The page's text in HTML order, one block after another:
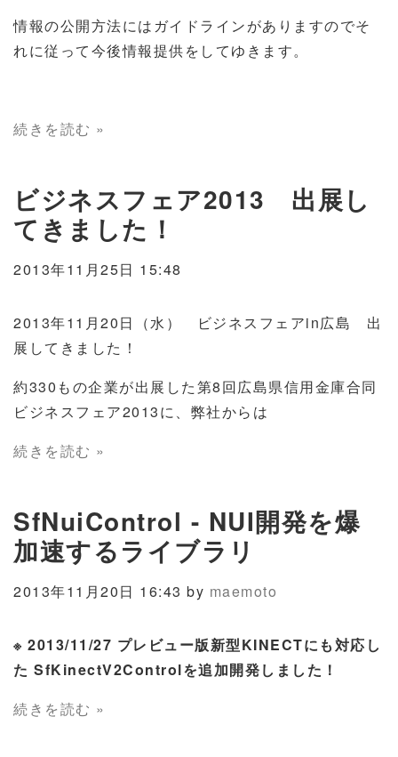
情報の公開方法にはガイドラインがありますのでそ
れに従って今後情報提供をしてゆきます。
続きを読む »
ビジネスフェア2013 出展し
てきました！
2013年11月25日 15:48
2013年11月20日（水） ビジネスフェアin広島 出
展してきました！
約330もの企業が出展した第8回広島県信用金庫合同
ビジネスフェア2013に、弊社からは
続きを読む »
SfNuiControl - NUI開発を爆
加速するライブラリ
2013年11月20日 16:43 by maemoto
※ 2013/11/27 プレビュー版新型KINECTにも対応し
た SfKinectV2Controlを追加開発しました！
続きを読む »